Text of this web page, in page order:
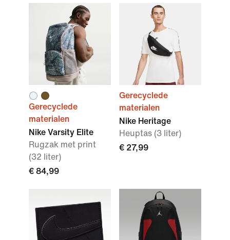
Gerecyclede
materialen
Nike Varsity Elite
Rugzak met print
(32 liter)
€ 84,99
Gerecyclede
materialen
Nike Heritage
Heuptas (3 liter)
€ 27,99